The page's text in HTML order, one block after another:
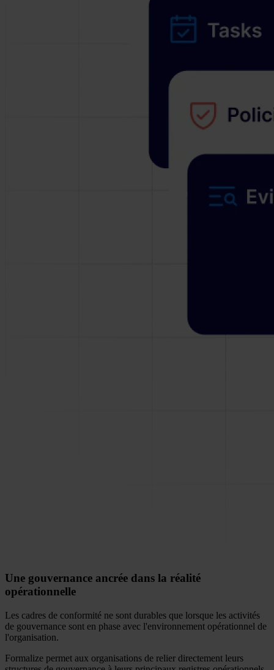
Une gouvernance ancrée dans la réalité
opérationnelle
Les cadres de conformité ne sont durables que lorsque les activités
de gouvernance sont en phase avec l'environnement opérationnel de
l'organisation.
Formalize permet aux organisations de relier directement leurs